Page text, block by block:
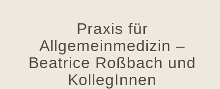
Praxis für
Allgemeinmedizin –
Beatrice Roßbach und
KollegInnen